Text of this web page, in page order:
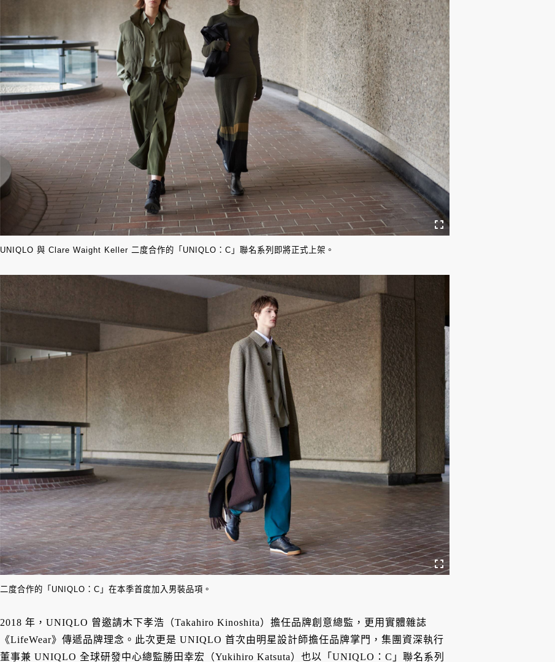
UNIQLO 與 Clare Waight Keller 二度合作的「UNIQLO：C」聯名系列即將正式上架。
二度合作的「UNIQLO：C」在本季首度加入男裝品項。
2018 年，UNIQLO 曾邀請木下孝浩（Takahiro Kinoshita）擔任品牌創意總監，更用實體雜誌
《LifeWear》傳遞品牌理念。此次更是 UNIQLO 首次由明星設計師擔任品牌掌門，集團資深執行
董事兼 UNIQLO 全球研發中心總監勝田幸宏（Yukihiro Katsuta）也以「UNIQLO：C」聯名系列